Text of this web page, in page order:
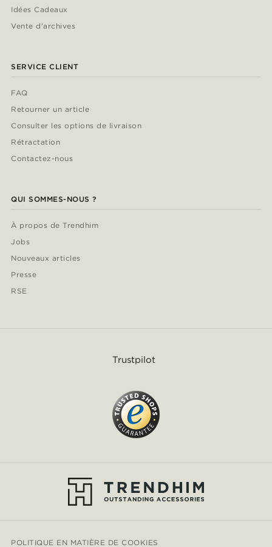
Idées Cadeaux
Vente d'archives
SERVICE CLIENT
FAQ
Retourner un article
Consulter les options de livraison
Rétractation
Contactez-nous
QUI SOMMES-NOUS ?
À propos de Trendhim
Jobs
Nouveaux articles
Presse
RSE
Trustpilot
POLITIQUE EN MATIÈRE DE COOKIES